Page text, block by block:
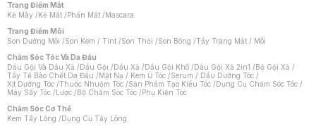
Trang Điểm Mắt
Kẻ Mày /Kẻ Mắt /Phấn Mắt /Mascara
Trang Điểm Môi
Son Dưỡng Môi /Son Kem / Tint /Son Thỏi /Son Bóng /Tẩy Trang Mắt / Môi
Chăm Sóc Tóc Và Da Đầu
Dầu Gội Và Dầu Xả /Dầu Gội /Dầu Xả /Dầu Gội Khô /Dầu Gội Xả 2in1 /Bộ Gội Xả /
Tẩy Tế Bào Chết Da Đầu /Mặt Nạ / Kem Ủ Tóc /Serum / Dầu Dưỡng Tóc /
Xịt Dưỡng Tóc /Thuốc Nhuộm Tóc /Sản Phẩm Tạo Kiểu Tóc /Dụng Cụ Chăm Sóc Tóc /
Máy Sấy Tóc /Lược /Bộ Chăm Sóc Tóc /Phụ Kiện Tóc
Chăm Sóc Cơ Thể
Kem Tẩy Lông /Dụng Cụ Tẩy Lông